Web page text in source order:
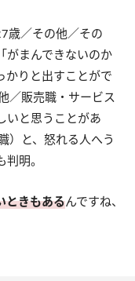
歳／その他／その
がまんできないのか
かりと出すことがで
／販売職・サービス
いと思うことがあ
）と、怒れる人へう
明。
ときもあるんですね、